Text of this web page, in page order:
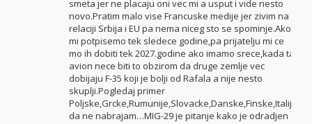
smeta jer ne placaju oni vec mi a usput i vide nesto
novo.Pratim malo vise Francuske medije jer zivim na
relaciji Srbija i EU pa nema niceg sto se spominje.Ako
mi potpisemo tek sledece godine,pa prijatelju mi ce
mo ih dobiti tek 2027.godine ako imamo srece,kada taj
avion nece biti to obzirom da druge zemlje vec
dobijaju F-35 koji je bolji od Rafala a nije nesto
skuplji.Pogledaj primer
Poljske,Grcke,Rumunije,Slovacke,Danske,Finske,Italije
da ne nabrajam…MIG-29 je pitanje kako je odradjen